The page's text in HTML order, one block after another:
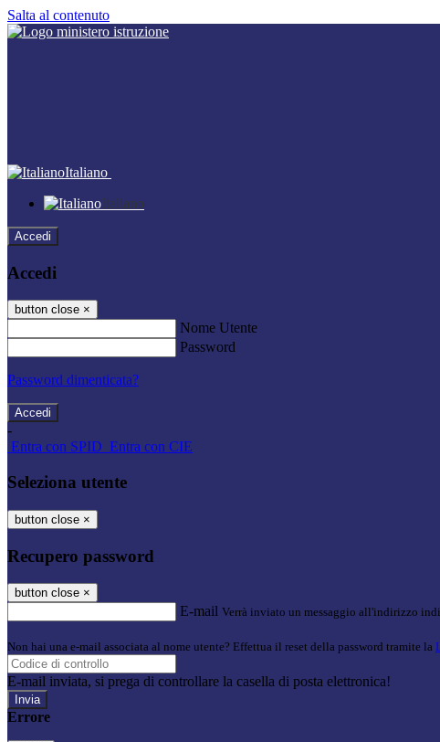
Salta al contenuto
Italiano
Italiano
Accedi
Accedi
button close ×
Nome Utente
Password
Password dimenticata?
-
Entra con SPID Entra con CIE
Seleziona utente
button close ×
Recupero password
button close ×
E-mail Verrà inviato un messaggio all'indirizzo
Non hai una e-mail associata al nome utente? Effettua il reset della password tramite la
E-mail inviata, si prega di controllare la casella di posta elettronica!
Errore